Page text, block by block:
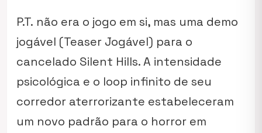
P.T. não era o jogo em si, mas uma demo
jogável (Teaser Jogável) para o
cancelado Silent Hills. A intensidade
psicológica e o loop infinito de seu
corredor aterrorizante estabeleceram
um novo padrão para o horror em